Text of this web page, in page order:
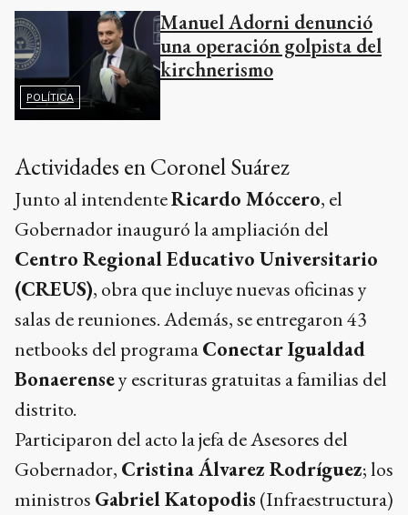
POLÍTICA
Manuel Adorni denunció
una operación golpista del
kirchnerismo
Actividades en Coronel Suárez
Junto al intendenteRicardo Móccero, el
Gobernador inauguró la ampliación del
Centro Regional Educativo Universitario
(CREUS), obra que incluye nuevas oficinas y
salas de reuniones. Además, se entregaron 43
netbooks del programaConectar Igualdad
Bonaerensey escrituras gratuitas a familias del
distrito.
Participaron del acto la jefa de Asesores del
Gobernador, Cristina Álvarez Rodríguez; los
ministros Gabriel Katopodis (Infraestructura)